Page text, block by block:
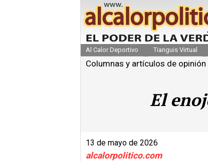
Al Calor Deportivo Tianguis Virtual
Columnas y artículos de opinión
El
13 de mayo de 2026
alcalorpolitico.com